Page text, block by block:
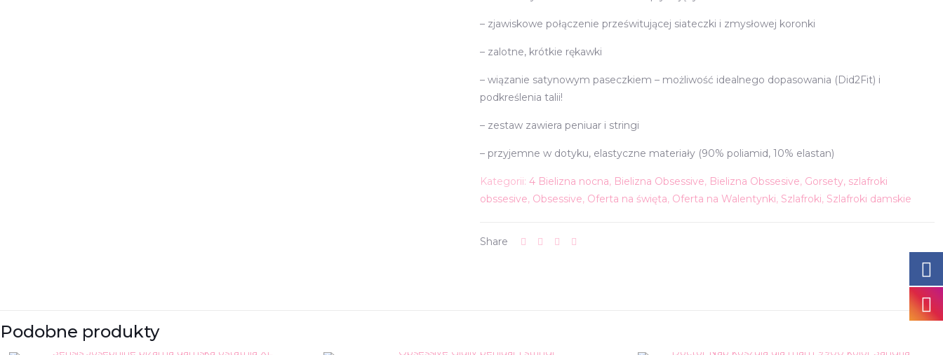
– zjawiskowe połączenie prześwitującej siateczki i zmysłowej koronki
– zalotne, krótkie rękawki
– wiązanie satynowym paseczkiem – możliwość idealnego dopasowania (Did2Fit) i
podkreślenia talii!
– zestaw zawiera peniuar i stringi
– przyjemne w dotyku, elastyczne materiały (90% poliamid, 10% elastan)
Kategorii: 4 Bielizna nocna, Bielizna Obsessive, Bielizna Obssesive, Gorsety, szlafroki
obssesive, Obsessive, Oferta na święta, Oferta na Walentynki, Szlafroki, Szlafroki damskie
Share
Podobne produkty